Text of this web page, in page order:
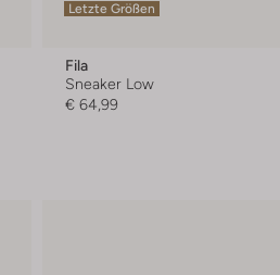
Letzte Größen
Fila
Sneaker Low
€ 64,99